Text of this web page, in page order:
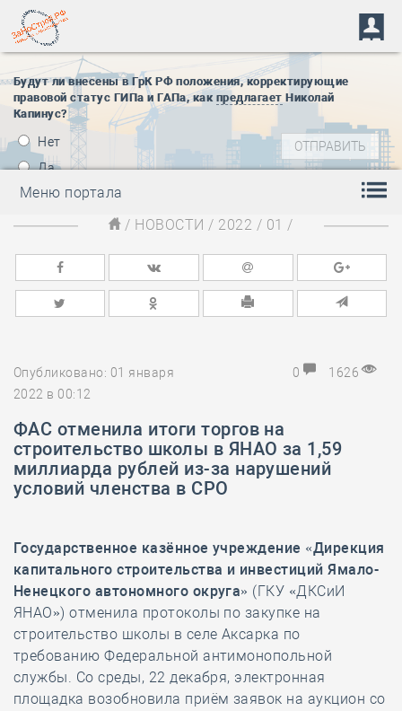
Будут ли внесены в ГрК РФ положения, корректирующие
правовой статус ГИПа и ГАПа, как предлагает Николай
Капинус?
Нет
Да
Меню портала
/ НОВОСТИ / 2022 / 01 /
Опубликовано: 01 января
2022 в 00:12
0 1626
​ФАС отменила итоги торгов на
строительство школы в ЯНАО за 1,59
миллиарда рублей из-за нарушений
условий членства в СРО
Государственное казённое учреждение «Дирекция
капитального строительства и инвестицийЯмало-
Ненецкого автономного округа» (ГКУ «ДКСиИ
ЯНАО») отменила протоколы по закупке на
строительство школы в селе Аксарка по
требованию Федеральной антимонопольной
службы. Со среды, 22 декабря, электронная
площадка возобновила приём заявок на аукцион со